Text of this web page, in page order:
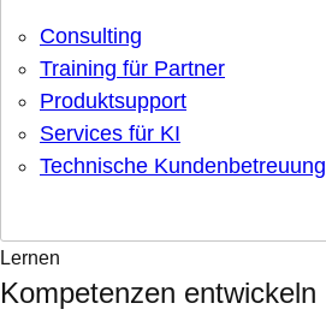
Consulting
Training für Partner
Produktsupport
Services für KI
Technische Kundenbetreuung
Lernen
Kompetenzen entwickeln